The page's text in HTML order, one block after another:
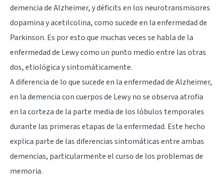
demencia de Alzheimer, y déficits en los neurotransmisores
dopaminayacetilcolina, como sucede en la enfermedad de
Parkinson. Es por esto que muchas veces se habla de la
enfermedad de Lewy como un punto medio entre las otras
dos, etiológica y sintomáticamente.
A diferencia de lo que sucede en la enfermedad de Alzheimer,
en la demencia con cuerpos de Lewy no se observa atrofia
en la corteza de la parte media de los lóbulos temporales
durante las primeras etapas de la enfermedad. Este hecho
explica parte de las diferencias sintomáticas entre ambas
demencias, particularmente el curso de los problemas de
memoria.